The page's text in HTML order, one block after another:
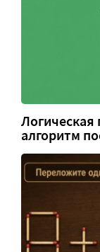
Логическая
алгоритм